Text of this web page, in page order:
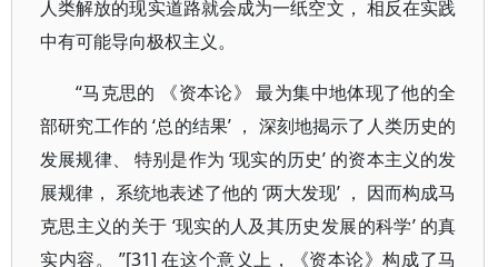
人类解放的现实道路就会成为一纸空文， 相反在实践
中有可能导向极权主义。
“马克思的 《资本论》 最为集中地体现了他的全
部研究工作的 ‘总的结果’ ， 深刻地揭示了人类历史的
发展规律、 特别是作为 ‘现实的历史’ 的资本主义的发
展规律， 系统地表述了他的 ‘两大发现’ ， 因而构成马
克思主义的关于 ‘现实的人及其历史发展的科学’ 的真
实内容。 ”[31] 在这个意义上，《资本论》构成了马